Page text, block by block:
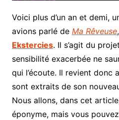
Voici plus d’un an et demi,
avions parlé de Ma Rêveuse
Ekstercies. Il s’agit du
sensibilité exacerbée ne
qui l’écoute. Il revient donc
sont extraits de son
Nous allons, dans cet
éponyme, mais vous